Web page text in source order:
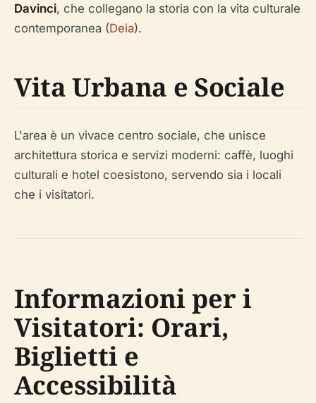
Davinci, che collegano la storia con la vita culturale
contemporanea (Deia).
Vita Urbana e Sociale
L'area è un vivace centro sociale, che unisce
architettura storica e servizi moderni: caffè, luoghi
culturali e hotel coesistono, servendo sia i locali
che i visitatori.
Informazioni per i
Visitatori: Orari,
Biglietti e
Accessibilità